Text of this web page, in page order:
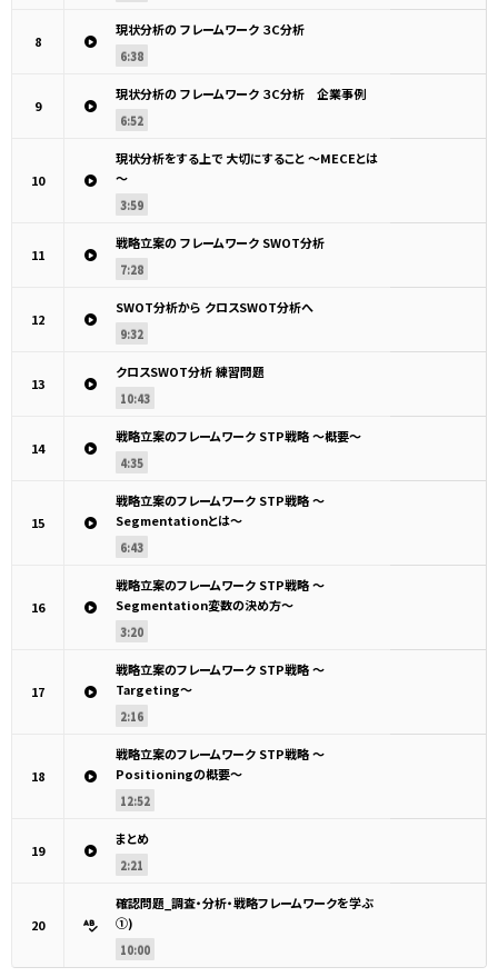
8
現状分析の フレームワーク ３C分析
6:38
9
現状分析の フレームワーク ３C分析 企業事例
6:52
10
現状分析をする上で 大切にすること ～MECEとは
～
3:59
11
戦略立案の フレームワーク SWOT分析
7:28
12
SWOT分析から クロスSWOT分析へ
9:32
13
クロスSWOT分析 練習問題
10:43
14
戦略立案のフレームワーク STP戦略 ～概要～
4:35
15
戦略立案のフレームワーク STP戦略 ～
Segmentationとは～
6:43
16
戦略立案のフレームワーク STP戦略 ～
Segmentation変数の決め方～
3:20
17
戦略立案のフレームワーク STP戦略 ～
Targeting～
2:16
18
戦略立案のフレームワーク STP戦略 ～
Positioningの概要～
12:52
19
まとめ
2:21
20
確認問題_調査・分析・戦略フレームワークを学ぶ
①)
10:00